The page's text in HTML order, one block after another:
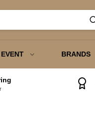
EVENT BRANDS